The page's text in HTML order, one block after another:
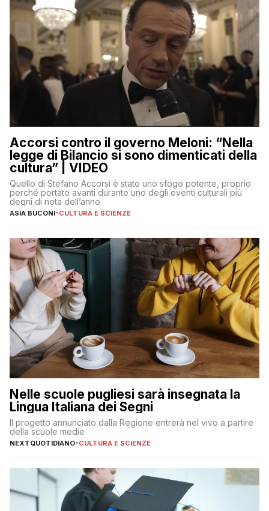
Accorsi contro il governo Meloni: “Nella
legge di Bilancio si sono dimenticati della
cultura” | VIDEO
Quello di Stefano Accorsi è stato uno sfogo potente, proprio
perché portato avanti durante uno degli eventi culturali più
degni di nota dell’anno
ASIA BUCONI-CULTURA E SCIENZE
Nelle scuole pugliesi sarà insegnata la
Lingua Italiana dei Segni
Il progetto annunciato dalla Regione entrerà nel vivo a partire
della scuole medie
NEXTQUOTIDIANO-CULTURA E SCIENZE